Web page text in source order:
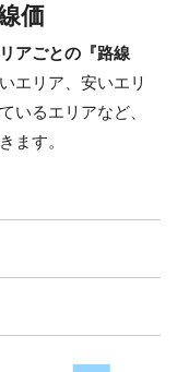
価
アごとの『路線
エリア、安いエリ
いるエリアなど、
ます。